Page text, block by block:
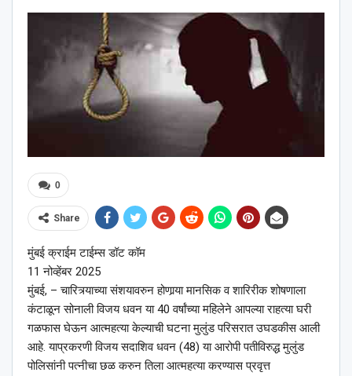
0
Share
मुंबई क्राईम टाईम्स डॉट कॉम
11 नोव्हेंबर 2025
मुंबई, – चारित्र्याच्या संशयावरुन होणार्‍या मानसिक व शारिरीक शोषणाला
कंटाळून सोनाली विजय धवन या 40 वर्षांच्या महिलेने आपल्या राहत्या घरी
गळफास घेऊन आत्महत्या केल्याची घटना मुलुंड परिसरात उघडकीस आली
आहे. याप्रकरणी विजय सदाशिव धवन (48) या आरोपी पतीविरुद्ध मुलुंड
पोलिसांनी पत्नीचा छळ करुन तिला आत्महत्या करण्यास प्रवृत्त